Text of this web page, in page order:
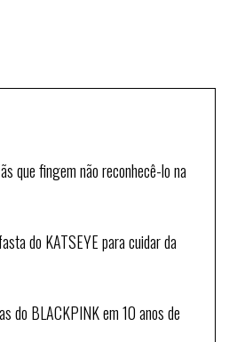
que fingem não reconhecê-lo na
do KATSEYE para cuidar da
do BLACKPINK em 10 anos de